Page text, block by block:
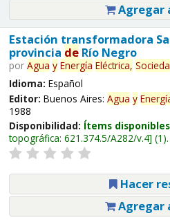
Agregar
Estación transformadora
provincia deRío Negro
por Agua y Energía Eléctrica,
Idioma: Español
Editor: Buenos Aires: Agua y
1988
Disponibilidad: Ítems
topográfica: 621.374.5/A282/v.4 (1).
Hacer
Agregar